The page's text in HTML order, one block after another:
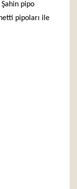
pipo
pipoları ile